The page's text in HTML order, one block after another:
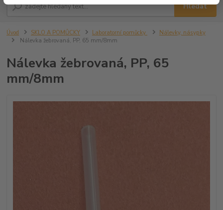
Hledat
Úvod SKLO A POMŮCKY Laboratorní pomůcky
Nálevky, násypky
Nálevka žebrovaná, PP, 65 mm/8mm
Nálevka žebrovaná, PP, 65
mm/8mm